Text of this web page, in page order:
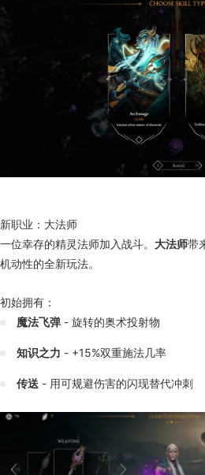
新职业：大法师
一位幸存的精灵法师加入战斗。 大法师带
机动性的全新玩法。
初始拥有：
魔法飞弹 - 旋转的奥术投射物
知识之力 - +15%双重施法几率
传送 - 用可规避伤害的闪现替代冲刺